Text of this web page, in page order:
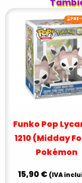
⌛PRE-
Funko Pop
1210 (Midday
Pokémon
15,90 € (IVA